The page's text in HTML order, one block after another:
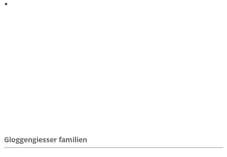
Gloggengiesser familien